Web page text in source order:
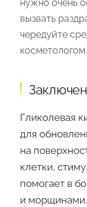
нужно очень
вызвать
чередуйте
косметологом.
Гликолевая
для
на
клетки,
помогает в
и морщинами.